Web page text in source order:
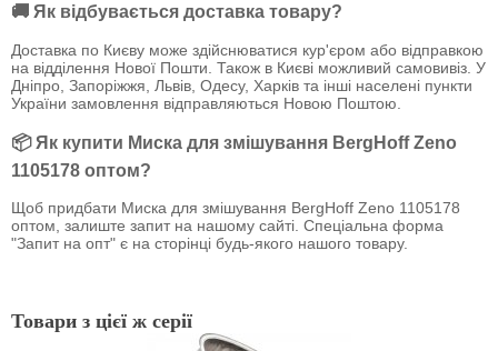
🚚 Як відбувається доставка товару?
Доставка по Києву може здійснюватися кур'єром або відправкою
на відділення Нової Пошти. Також в Києві можливий самовивіз. У
Дніпро, Запоріжжя, Львів, Одесу, Харків та інші населені пункти
України замовлення відправляються Новою Поштою.
📦 Як купити Миска для змішування BergHoff Zeno
1105178 оптом?
Щоб придбати Миска для змішування BergHoff Zeno 1105178
оптом, залиште запит на нашому сайті. Спеціальна форма
"Запит на опт" є на сторінці будь-якого нашого товару.
Товари з цієї ж серії